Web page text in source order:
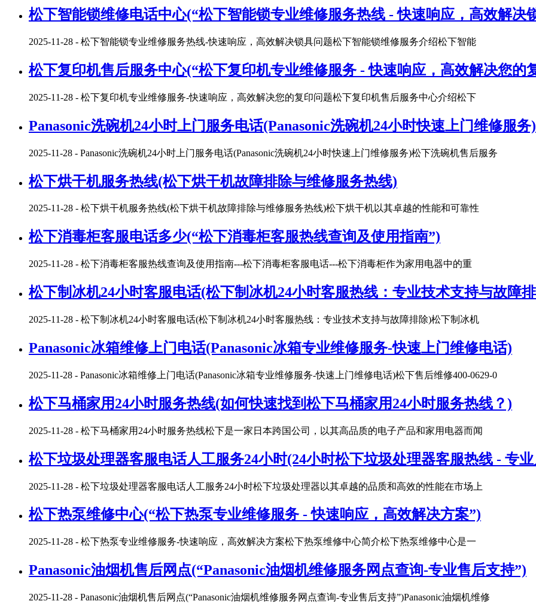
松下智能锁维修电话中心(“松下智能锁专业维修服务热线 - 快速响应，高效解决
2025-11-28 - 松下智能锁专业维修服务热线-快速响应，高效解决锁具问题松下智能锁维修服务介绍松下智能
松下复印机售后服务中心(“松下复印机专业维修服务 - 快速响应，高效解决您的
2025-11-28 - 松下复印机专业维修服务-快速响应，高效解决您的复印问题松下复印机售后服务中心介绍松下
Panasonic洗碗机24小时上门服务电话(Panasonic洗碗机24小时快速上门维修服务)
2025-11-28 - Panasonic洗碗机24小时上门服务电话(Panasonic洗碗机24小时快速上门维修服务)松下洗碗机售后服务
松下烘干机服务热线(松下烘干机故障排除与维修服务热线)
2025-11-28 - 松下烘干机服务热线(松下烘干机故障排除与维修服务热线)松下烘干机以其卓越的性能和可靠性
松下消毒柜客服电话多少(“松下消毒柜客服热线查询及使用指南”)
2025-11-28 - 松下消毒柜客服热线查询及使用指南---松下消毒柜客服电话---松下消毒柜作为家用电器中的重
松下制冰机24小时客服电话(松下制冰机24小时客服热线：专业技术支持与故障
2025-11-28 - 松下制冰机24小时客服电话(松下制冰机24小时客服热线：专业技术支持与故障排除)松下制冰机
Panasonic冰箱维修上门电话(Panasonic冰箱专业维修服务-快速上门维修电话)
2025-11-28 - Panasonic冰箱维修上门电话(Panasonic冰箱专业维修服务-快速上门维修电话)松下售后维修400-0629-0
松下马桶家用24小时服务热线(如何快速找到松下马桶家用24小时服务热线？)
2025-11-28 - 松下马桶家用24小时服务热线松下是一家日本跨国公司，以其高品质的电子产品和家用电器而闻
松下垃圾处理器客服电话人工服务24小时(24小时松下垃圾处理器客服热线 - 专
2025-11-28 - 松下垃圾处理器客服电话人工服务24小时松下垃圾处理器以其卓越的品质和高效的性能在市场上
松下热泵维修中心(“松下热泵专业维修服务 - 快速响应，高效解决方案”)
2025-11-28 - 松下热泵专业维修服务-快速响应，高效解决方案松下热泵维修中心简介松下热泵维修中心是一
Panasonic油烟机售后网点(“Panasonic油烟机维修服务网点查询-专业售后支持”)
2025-11-28 - Panasonic油烟机售后网点(“Panasonic油烟机维修服务网点查询-专业售后支持”)Panasonic油烟机维修